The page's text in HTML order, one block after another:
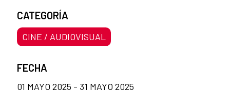
CATEGORÍA
CINE / AUDIOVISUAL
FECHA
01 MAYO 2025 - 31 MAYO 2025